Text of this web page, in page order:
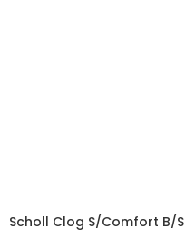
Scholl Clog S/Comfort B/S